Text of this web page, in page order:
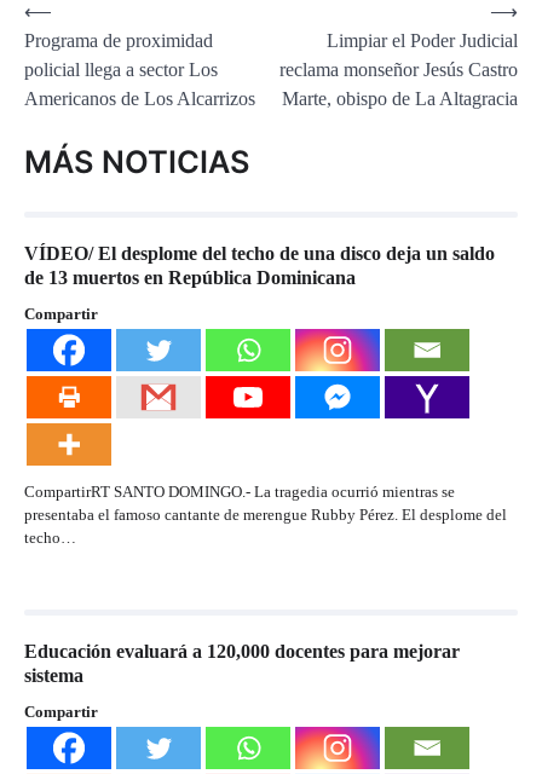
Navegación
de
entradas
⟵
Programa de proximidad
policial llega a sector Los
Americanos de Los Alcarrizos
Limpiar el Poder Judicial
reclama monseñor Jesús Castro
Marte, obispo de La Altagracia
⟶
MÁS NOTICIAS
VÍDEO/ El desplome del techo de una disco deja un saldo
de 13 muertos en República Dominicana
Compartir
CompartirRT SANTO DOMINGO.- La tragedia ocurrió mientras se
presentaba el famoso cantante de merengue Rubby Pérez. El desplome del
techo…
Educación evaluará a 120,000 docentes para mejorar
sistema
Compartir